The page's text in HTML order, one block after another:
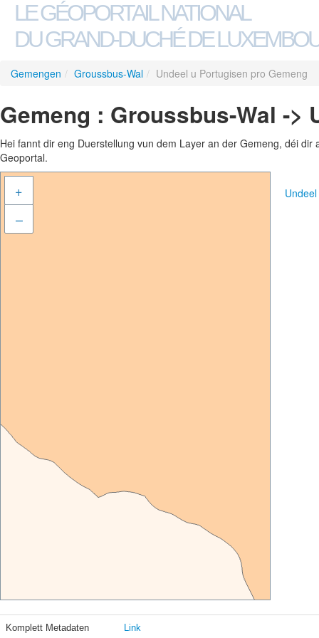
LE GÉOPORTAIL NATIONAL
DU GRAND-DUCHÉ DE
Gemengen / Groussbus-Wal / Undeel u Portugisen pro Gemeng
Gemeng : Groussbus-Wal ->
Hei fannt dir eng Duerstellung vun dem Layer an der Gemeng, déi
Geoportal.
+
–
Komplett Metadaten Link